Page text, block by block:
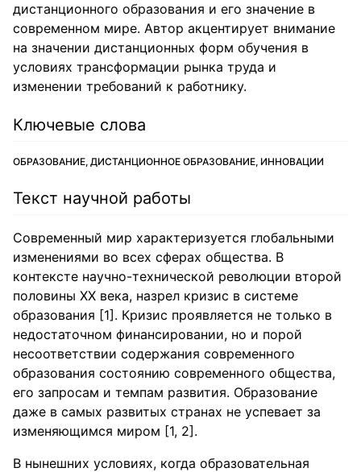
дистанционного образования и его значение в
современном мире. Автор акцентирует внимание
на значении дистанционных форм обучения в
условиях трансформации рынка труда и
изменении требований к работнику.
Ключевые слова
ОБРАЗОВАНИЕ, ДИСТАНЦИОННОЕ ОБРАЗОВАНИЕ, ИННОВАЦИИ
Текст научной работы
Современный мир характеризуется глобальными
изменениями во всех сферах общества. В
контексте научно-технической революции второй
половины XX века, назрел кризис в системе
образования [1]. Кризис проявляется не только в
недостаточном финансировании, но и порой
несоответствии содержания современного
образования состоянию современного общества,
его запросам и темпам развития. Образование
даже в самых развитых странах не успевает за
изменяющимся миром [1, 2].
В нынешних условиях, когда образовательная